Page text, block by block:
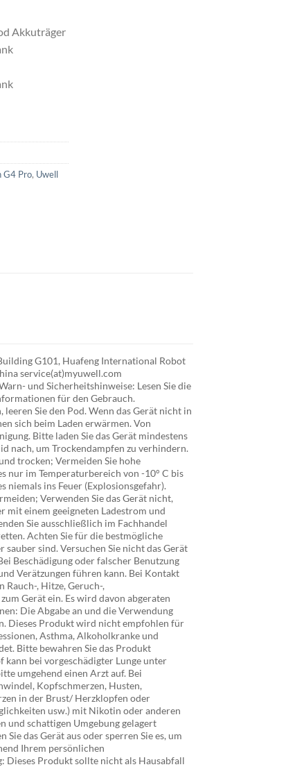
Akkuträger
G4 Pro, Uwell
G101, Huafeng International Robot
service(at)myuwell.com
und Sicherheitshinweise: Lesen Sie die
für den Gebrauch.
Sie den Pod. Wenn das Gerät nicht in
sich beim Laden erwärmen. Von
Bitte laden Sie das Gerät mindestens
nach, um Trockendampfen zu verhindern.
trocken; Vermeiden Sie hohe
nur im Temperaturbereich von -10° C bis
niemals ins Feuer (Explosionsgefahr).
Verwenden Sie das Gerät nicht,
mit einem geeigneten Ladestrom und
Sie ausschließlich im Fachhandel
Achten Sie für die bestmögliche
sind. Versuchen Sie nicht das Gerät
Beschädigung oder falscher Benutzung
Verätzungen führen kann. Bei Kontakt
, Hitze, Geruch-,
Gerät ein. Es wird davon abgeraten
Die Abgabe an und die Verwendung
Dieses Produkt wird nicht empfohlen für
Asthma, Alkoholkranke und
Bitte bewahren Sie das Produkt
bei vorgeschädigter Lunge unter
umgehend einen Arzt auf. Bei
Kopfschmerzen, Husten,
in der Brust/ Herzklopfen oder
usw.) mit Nikotin oder anderen
und schattigen Umgebung gelagert
das Gerät aus oder sperren Sie es, um
Ihrem persönlichen
Dieses Produkt sollte nicht als Hausabfall